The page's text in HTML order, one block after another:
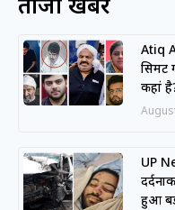
Atiq
सिमट
कहां
UP
हुआ